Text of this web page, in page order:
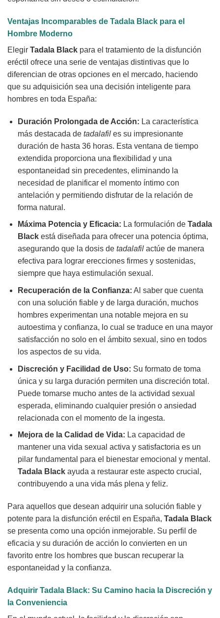
Ventajas Incomparables de Tadala Black para el
Hombre Moderno
Elegir Tadala Black para el tratamiento de la disfunción
eréctil ofrece una serie de ventajas distintivas que lo
diferencian de otras opciones en el mercado, haciendo
que su adquisición sea una decisión inteligente para
hombres en toda España:
Duración Prolongada de Acción: La característica
más destacada de tadalafiles su impresionante
duración de hasta 36 horas. Esta ventana de tiempo
extendida proporciona una flexibilidad y una
espontaneidad sin precedentes, eliminando la
necesidad de planificar el momento íntimo con
antelación y permitiendo disfrutar de la relación de
forma natural.
Máxima Potencia y Eficacia: La formulación de Tadala
Blackestá diseñada para ofrecer una potencia óptima,
asegurando que la dosis de tadalafilactúe de manera
efectiva para lograr erecciones firmes y sostenidas,
siempre que haya estimulación sexual.
Recuperación de la Confianza: Al saber que cuenta
con una solución fiable y de larga duración, muchos
hombres experimentan una notable mejora en su
autoestima y confianza, lo cual se traduce en una mayor
satisfacción no solo en el ámbito sexual, sino en todos
los aspectos de su vida.
Discreción y Facilidad de Uso: Su formato de toma
única y su larga duración permiten una discreción total.
Puede tomarse mucho antes de la actividad sexual
esperada, eliminando cualquier presión o ansiedad
relacionada con el momento de la ingesta.
Mejora de la Calidad de Vida: La capacidad de
mantener una vida sexual activa y satisfactoria es un
pilar fundamental para el bienestar emocional y mental.
Tadala Blackayuda a restaurar este aspecto crucial,
contribuyendo a una vida más plena y feliz.
Para aquellos que desean adquirir una solución fiable y
potente para la disfunción eréctil en España, Tadala Black
se presenta como una opción inmejorable. Su perfil de
eficacia y su duración de acción lo convierten en un
favorito entre los hombres que buscan recuperar la
espontaneidad y la confianza.
Adquirir Tadala Black: Su Camino hacia la Discreción y
la Conveniencia